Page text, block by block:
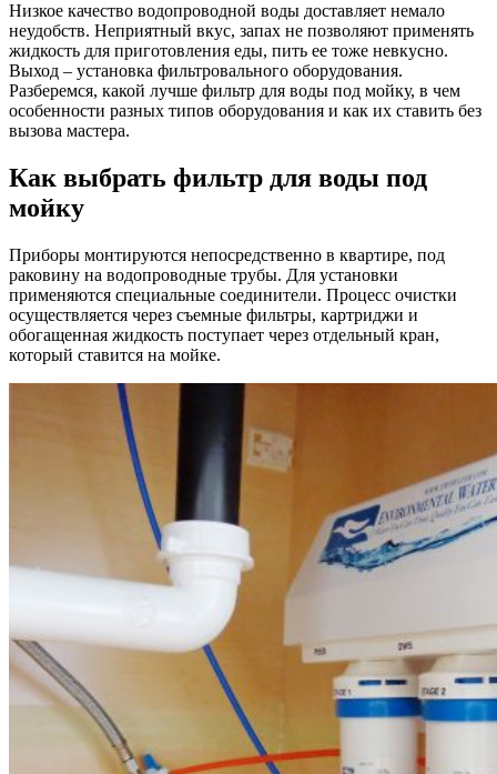
Низкое качество водопроводной воды доставляет немало
неудобств. Неприятный вкус, запах не позволяют применять
жидкость для приготовления еды, пить ее тоже невкусно.
Выход – установка фильтровального оборудования.
Разберемся, какой лучше фильтр для воды под мойку, в чем
особенности разных типов оборудования и как их ставить без
вызова мастера.
Как выбрать фильтр для воды под
мойку
Приборы монтируются непосредственно в квартире, под
раковину на водопроводные трубы. Для установки
применяются специальные соединители. Процесс очистки
осуществляется через съемные фильтры, картриджи и
обогащенная жидкость поступает через отдельный кран,
который ставится на мойке.